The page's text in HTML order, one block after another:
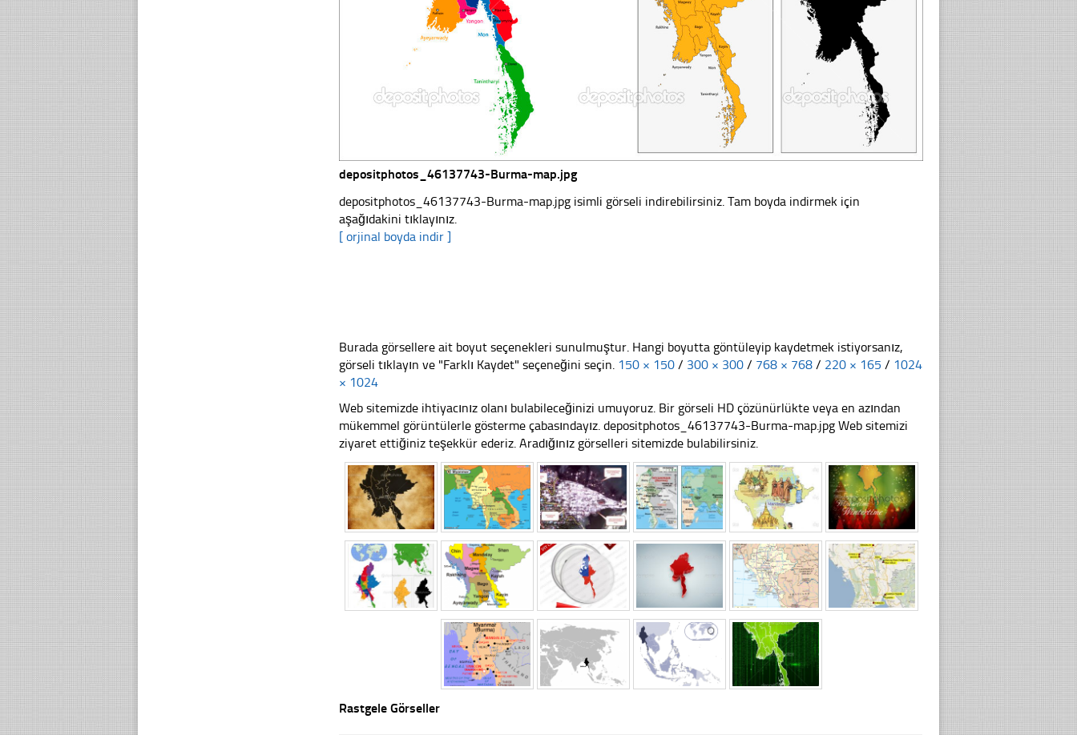
depositphotos_46137743-Burma-map.jpg
depositphotos_46137743-Burma-map.jpg isimli görseli indirebilirsiniz. Tam boyda indirmek için
aşağıdakini tıklayınız.
[ orjinal boyda indir ]
Burada görsellere ait boyut seçenekleri sunulmuştur. Hangi boyutta göntüleyip kaydetmek istiyorsanız,
görseli tıklayın ve "Farklı Kaydet" seçeneğini seçin. 150 × 150 / 300 × 300 / 768 × 768 / 220 × 165 / 1024
× 1024
Web sitemizde ihtiyacınız olanı bulabileceğinizi umuyoruz. Bir görseli HD çözünürlükte veya en azından
mükemmel görüntülerle gösterme çabasındayız. depositphotos_46137743-Burma-map.jpg Web sitemizi
ziyaret ettiğiniz teşekkür ederiz. Aradığınız görselleri sitemizde bulabilirsiniz.
Rastgele Görseller